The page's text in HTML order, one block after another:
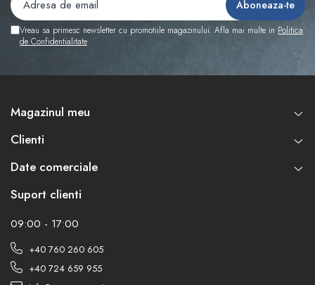
Vreau sa primesc newsletter cu promotiile magazinului. Afla mai multe in Politica
de Confidentialitate
Magazinul meu
Clienti
Date comerciale
Suport clienti
09:00 - 17:00
+40 760 260 605
+40 724 659 955